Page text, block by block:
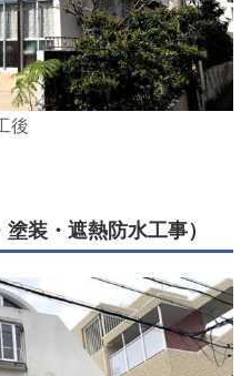
後
装・遮熱防水工事）